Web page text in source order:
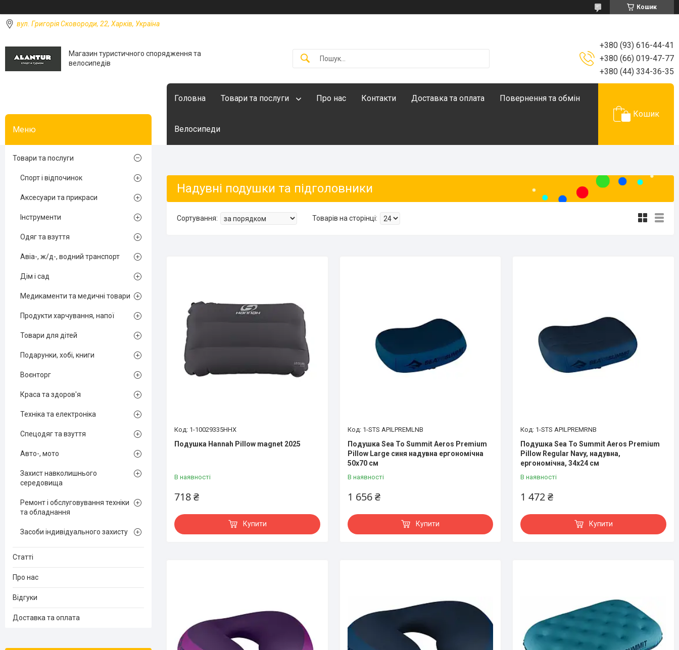
Кошик
вул. Григорія Сковороди, 22, Харків, Україна
Магазин туристичного спорядження та
велосипедів
+380 (93) 616-44-41
+380 (66) 019-47-77
+380 (44) 334-36-35
Головна Товари та послуги Про нас Контакти Доставка та оплата Повернення та обмін
Велосипеди
Кошик
Надувні подушки та підголовники
1-10029335HHX
Подушка Hannah Pillow magnet 2025
В наявності
718 ₴
Купити
1-STS APILPREMLNB
Подушка Sea To Summit Aeros Premium
Pillow Large синя надувна ергономічна
50х70 см
В наявності
1 656 ₴
Купити
1-STS APILPREMRNB
Подушка Sea To Summit Aeros Premium
Pillow Regular Navy, надувна,
ергономічна, 34x24 см
В наявності
1 472 ₴
Купити
Товари та послуги
Спорт і відпочинок
Аксесуари та прикраси
Інструменти
Одяг та взуття
Авіа-, ж/д-, водний транспорт
Дім і сад
Медикаменти та медичні товари
Продукти харчування, напої
Товари для дітей
Подарунки, хобі, книги
Воєнторг
Краса та здоров'я
Техніка та електроніка
Спецодяг та взуття
Авто-, мото
Захист навколишнього
середовища
Ремонт і обслуговування техніки
та обладнання
Засоби індивідуального захисту
Статті
Про нас
Відгуки
Доставка та оплата